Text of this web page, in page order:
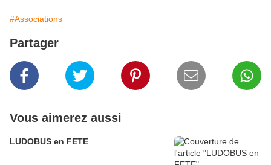
#Associations
Partager
Vous aimerez aussi
LUDOBUS en FETE